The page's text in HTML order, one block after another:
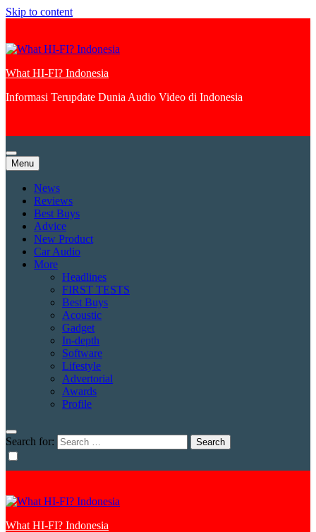
Skip to content
What HI-FI? Indonesia
Informasi Terupdate Dunia Audio Video di Indonesia
Menu
News
Reviews
Best Buys
Advice
New Product
Car Audio
More
Headlines
FIRST TESTS
Best Buys
Acoustic
Gadget
In-depth
Software
Lifestyle
Advertorial
Awards
Profile
Search for:
What HI-FI? Indonesia